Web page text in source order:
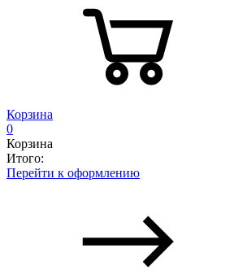
Корзина
0
Корзина
Итого:
Перейти к оформлению